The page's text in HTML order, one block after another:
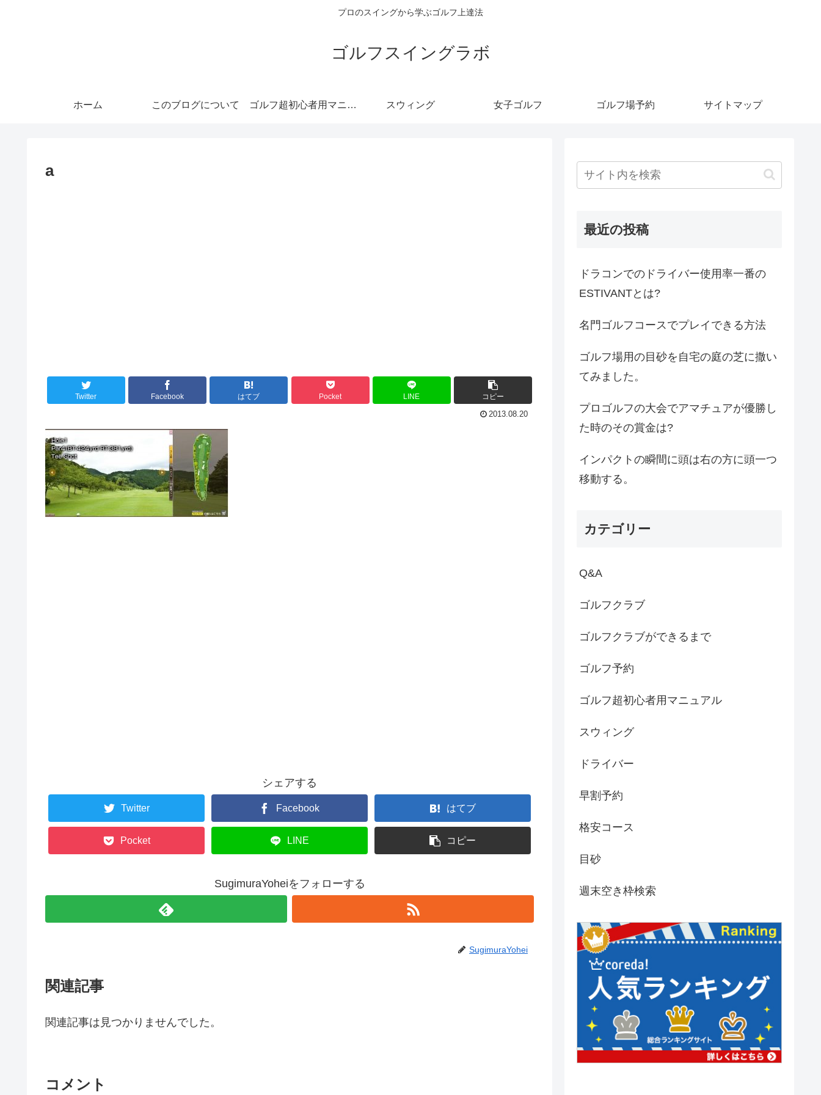
プロのスイングから学ぶゴルフ上達法
ゴルフスイングラボ
ホーム このブログについて ゴルフ超初心者用マニュ スウィング 女子ゴルフ ゴルフ場予約 サイトマップ
a
Twitter Facebook はてブ Pocket LINE コピー
2013.08.20
シェアする
Twitter Facebook はてブ
Pocket LINE コピー
SugimuraYoheiをフォローする
SugimuraYohei
関連記事
関連記事は見つかりませんでした。
コメント
最近の投稿
ドラコンでのドライバー使用率一番の
ESTIVANTとは?
名門ゴルフコースでプレイできる方法
ゴルフ場用の目砂を自宅の庭の芝に撒い
てみました。
プロゴルフの大会でアマチュアが優勝し
た時のその賞金は?
インパクトの瞬間に頭は右の方に頭一つ
移動する。
カテゴリー
Q&A
ゴルフクラブ
ゴルフクラブができるまで
ゴルフ予約
ゴルフ超初心者用マニュアル
スウィング
ドライバー
早割予約
格安コース
目砂
週末空き枠検索